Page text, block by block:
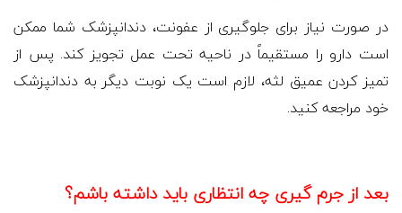
در صورت نیاز برای جلوگیری از عفونت، دندانپزشک شما ممکن
است دارو را مستقیماً در ناحیه تحت عمل تجویز کند. پس از
تمیز کردن عمیق لثه، لازم است یک نوبت دیگر به دندانپزشک
خود مراجعه کنید.
بعد از جرم گیری چه انتظاری باید داشته باشم؟